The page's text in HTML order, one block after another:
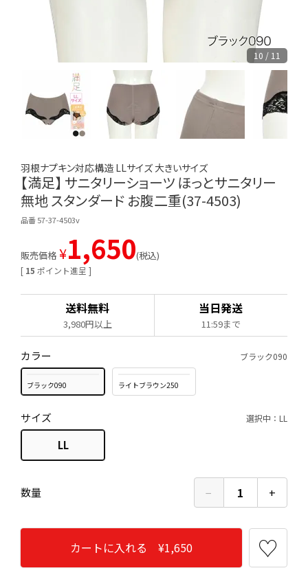
10 / 11
羽根ナプキン対応構造 LLサイズ 大きいサイズ
【満足】 サニタリーショーツ ほっとサニタリー
無地 スタンダード お腹二重(37-4503)
品番 57-37-4503v
[ 15 ポイント進呈 ]
販売価格 ¥1,650 税込
送料無料
3,980円以上
当日発送
11:59まで
カラー ブラック090
ブラック090 ライトブラウン250
サイズ 選択中：LL
LL
数量 − 1 +
カートに入れる ¥1,650